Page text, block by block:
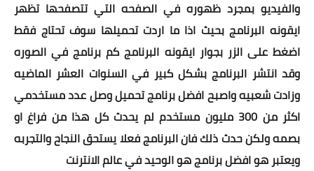
والفيديو بمجرد ظهوره في الصفحه التي تتصفحها تظهر
ايقونه البرنامج بحيث اذا ما اردت تحميلها سوف تحتاج فقط
اضغط على الزر بجوار ايقونه البرنامج كم برنامج في الصوره
وقد انتشر البرنامج بشكل كبير في السنوات العشر الماضيه
وزادت شعبيه واصبح افضل برنامج تحميل وصل عدد مستخدمي
اكثر من 300 مليون مستخدم لم يحدث كل هذا من فراغ او
بصمه ولكن حدث ذلك فان البرنامج فعلا يستحق النجاح والتجربه
ويعتبر هو افضل برنامج هو الوحيد في عالم الانترنت